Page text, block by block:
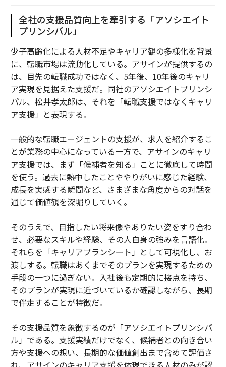
全社の支援品質向上を牽引する「アソシエイト
プリンシパル」
少子高齢化による人材不足やキャリア観の多様化を背景
に、転職市場は流動化している。アサインが提供するの
は、目先の転職成功ではなく、5年後、10年後のキャリ
ア実現を見据えた支援だ。同社のアソシエイトプリンシ
パル、松井孝太郎は、それを「転職支援ではなくキャリ
ア支援」と表現する。
一般的な転職エージェントの支援が、求人を紹介するこ
とが業務の中心になっている一方で、アサインのキャリ
ア支援では、まず「候補者を知る」ことに徹底して時間
を使う。過去に熱中したことややりがいに感じた経験、
成長を実感する瞬間など、さまざまな角度からの対話を
通じて価値観を深堀りしていく。
そのうえで、目指したい将来像やありたい姿をすり合わ
せ、必要なスキルや経験、その人自身の強みを言語化。
それらを「キャリアプランシート」として可視化し、お
渡しする。転職はあくまでそのプランを実現するための
手段の一つに過ぎない。入社後も定期的に接点を持ち、
そのプランが実現に近づいているか確認しながら、長期
で伴走することが特徴だ。
その支援品質を象徴するのが「アソシエイトプリンシパ
ル」である。支援実績だけでなく、候補者との向き合い
方や支援への想い、長期的な価値創出まで含めて評価さ